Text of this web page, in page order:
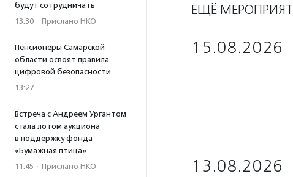
будут сотрудничать
13:30 · Прислано НКО
Пенсионеры Самарской
области освоят правила
цифровой безопасности
13:27
Встреча с Андреем Ургантом
стала лотом аукциона
в поддержку фонда
«Бумажная птица»
11:45 · Прислано НКО
ЕЩЁ
15.08.2026
13.08.2026